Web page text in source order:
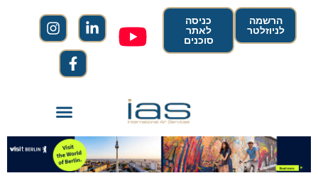
הרשמה
לניוזלטר
כניסה
לאתר
סוכנים